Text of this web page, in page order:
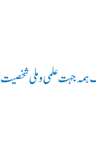
ہمہ جہت علمی و ملی شخصیت